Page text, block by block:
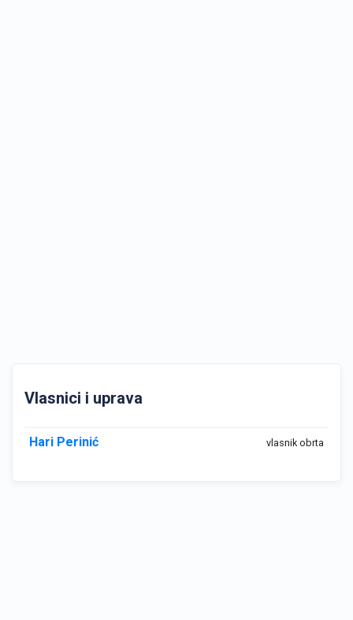
Vlasnici i uprava
Hari Perinić vlasnik obrta